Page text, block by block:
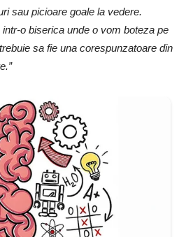
sau picioare goale la vedere.
o biserica unde o vom boteza pe
sa fie una corespunzatoare din